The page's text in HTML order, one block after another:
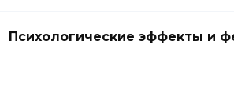
Психологические эффекты и